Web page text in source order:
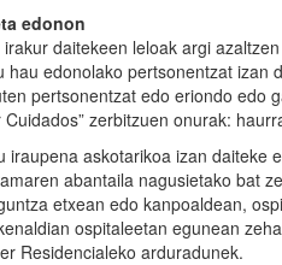
edonon
daitekeen leloak argi
hau edonolako pertsonentzat izan
pertsonentzat edo eriondo edo
Cuidados” zerbitzuen onurak:
iraupena askotarikoa izan daiteke
abantaila nagusietako bat
etxean edo kanpoaldean,
ospitaleetan egunean
Residencialeko arduradunek.